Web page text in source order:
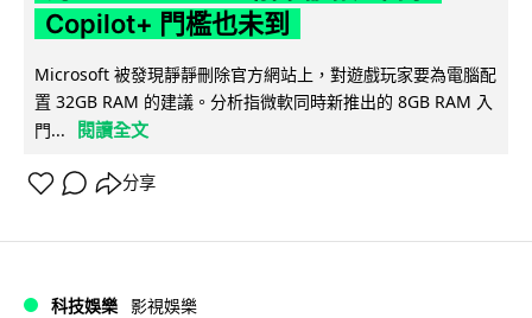
Copilot+ 門檻也未到
Microsoft 被發現靜靜刪除官方網站上，對遊戲玩家要為電腦配
置 32GB RAM 的建議。分析指微軟同時新推出的 8GB RAM 入
門...
閱讀全文
分享
科技娛樂 影視娛樂